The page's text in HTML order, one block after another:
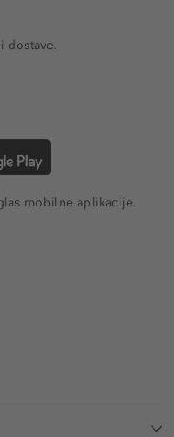
dostave.
mobilne aplikacije.